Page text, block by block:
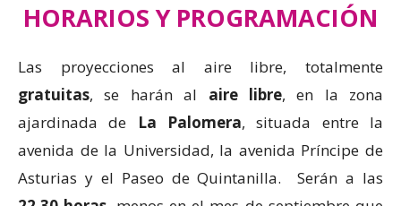
HORARIOS Y PROGRAMACIÓN
Las proyecciones al aire libre, totalmente
gratuitas, se harán al aire libre, en la zona
ajardinada de
La Palomera, situada entre la
avenida de la Universidad, la avenida Príncipe de
Asturias y el Paseo de Quintanilla. Serán a las